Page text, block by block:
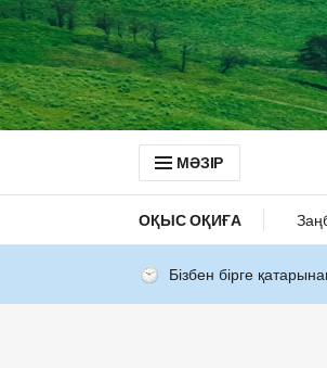
МӘЗІР
ОҚЫС ОҚИҒА
Бізбен бірге